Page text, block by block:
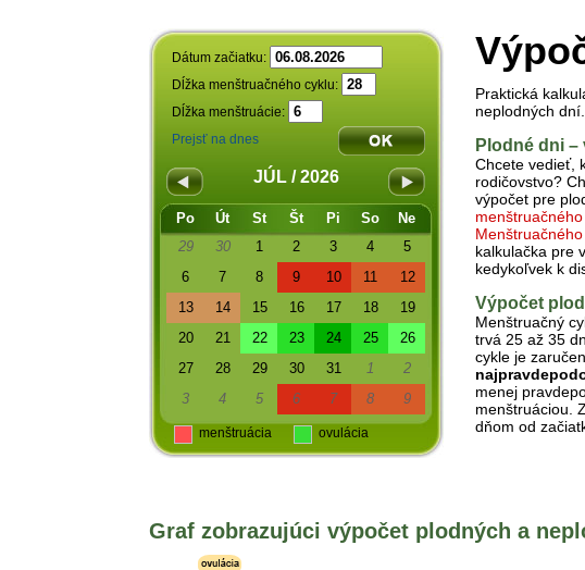
Praktická
neplodných dní.
Plodné dni
Chcete vedieť,
rodičovstvo?
výpočet pre
Menštruačného
kalkulačka pre
kedykoľvek k
Výpočet
Menštruačný
trvá 25 až 35
cykle je
menej
menštruáciou.
dňom od
Dátum začiatku:
Dĺžka menštruačného cyklu:
Dĺžka menštruácie:
Prejsť na dnes
JÚL / 2026
Po Út St Št Pi So
Ne
29
30 1 2 3 4
5
6
7 8 9 10 11
12
13
14 15 16 17 18
19
20
21 22 23 24 25
26
27
28 29 30 31 1
2
3
4 5 6 7 8 9
menštruácia ovulácia
Graf zobrazujúci výpočet plodných a